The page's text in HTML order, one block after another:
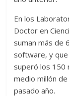
En los
Doctor en
suman más de
software, y
superó los 150
medio millón
pasado año.